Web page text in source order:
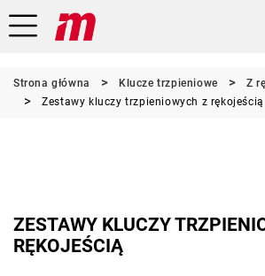
Strona główna Klucze trzpieniowe
Z
Zestawy kluczy trzpieniowych z rękojeścią
ZESTAWY KLUCZY
RĘKOJEŚCIĄ